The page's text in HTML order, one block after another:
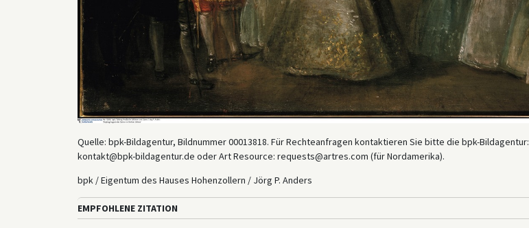
Quelle: bpk-Bildagentur, Bildnummer 00013818. Für Rechteanfragen kontaktieren Sie bitte die bpk-Bildagentur:
kontakt@bpk-bildagentur.de oder Art Resource: requests@artres.com (für Nordamerika).
bpk / Eigentum des Hauses Hohenzollern / Jörg P. Anders
EMPFOHLENE ZITATION